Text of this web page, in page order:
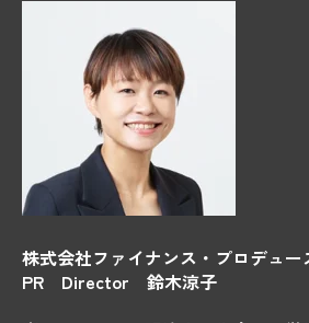
株式会社ファイナンス・プロデュー
PR Director 鈴木涼子